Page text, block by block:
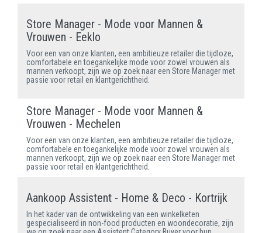
Store Manager - Mode voor Mannen &
Vrouwen - Eeklo
Voor een van onze klanten, een ambitieuze retailer die tijdloze,
comfortabele en toegankelijke mode voor zowel vrouwen als
mannen verkoopt, zijn we op zoek naar een Store Manager met
passie voor retail en klantgerichtheid.
Store Manager - Mode voor Mannen &
Vrouwen - Mechelen
Voor een van onze klanten, een ambitieuze retailer die tijdloze,
comfortabele en toegankelijke mode voor zowel vrouwen als
mannen verkoopt, zijn we op zoek naar een Store Manager met
passie voor retail en klantgerichtheid.
Aankoop Assistent - Home & Deco - Kortrijk
In het kader van de ontwikkeling van een winkelketen
gespecialiseerd in non-food producten en woondecoratie, zijn